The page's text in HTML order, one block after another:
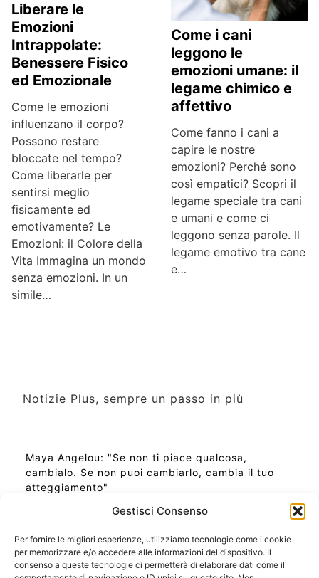
Gestisci Consenso
Per fornire le migliori esperienze, utilizziamo tecnologie come i cookie
per memorizzare e/o accedere alle informazioni del dispositivo. Il
consenso a queste tecnologie ci permetterà di elaborare dati come il
Liberare le
Emozioni
Intrappolate:
Benessere Fisico
ed Emozionale
Come le emozioni
influenzano il corpo?
Possono restare
bloccate nel tempo?
Come liberarle per
sentirsi meglio
fisicamente ed
emotivamente? Le
Emozioni: il Colore della
Vita Immagina un mondo
senza emozioni. In un
simile…
Come i cani
leggono le
emozioni umane: il
legame chimico e
affettivo
Come fanno i cani a
capire le nostre
emozioni? Perché sono
così empatici? Scopri il
legame speciale tra cani
e umani e come ci
leggono senza parole. Il
legame emotivo tra cane
e…
Notizie Plus, sempre un passo in più
Maya Angelou: "Se non ti piace qualcosa,
cambialo. Se non puoi cambiarlo, cambia il tuo
atteggiamento"
Ora Esatta in Italia in questo momento
Ti Senti Strano Ultimamente? Potrebbe Essere per